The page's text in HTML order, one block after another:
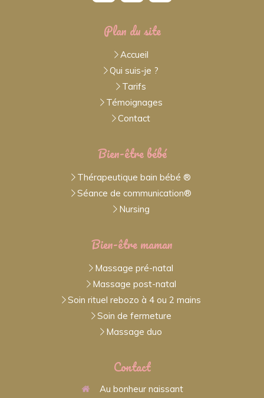
Plan du site
Accueil
Qui suis-je ?
Tarifs
Témoignages
Contact
Bien-être bébé
Thérapeutique bain bébé ®
Séance de communication®
Nursing
Bien-être maman
Massage pré-natal
Massage post-natal
Soin rituel rebozo à 4 ou 2 mains
Soin de fermeture
Massage duo
Contact
Au bonheur naissant